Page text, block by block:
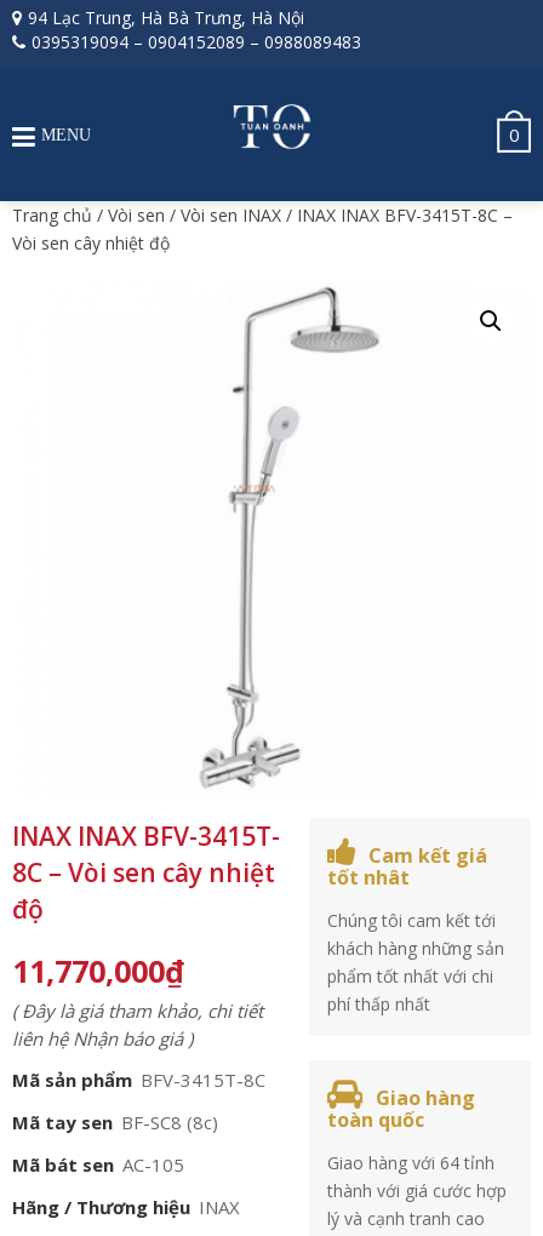
94 Lạc Trung, Hà Bà Trưng, Hà Nội
0395319094 – 0904152089 – 0988089483
0
MENU
Trang chủ / Vòi sen / Vòi sen INAX / INAX INAX BFV-3415T-8C –
Vòi sen cây nhiệt độ
INAX INAX BFV-3415T-
8C – Vòi sen cây nhiệt
độ
11,770,000₫
( Đây là giá tham khảo, chi tiết
liên hệ Nhận báo giá )
Mã sản phẩm BFV-3415T-8C
Mã tay sen BF-SC8 (8c)
Mã bát sen AC-105
Hãng / Thương hiệu INAX
Cam kết giá
tốt nhât
Chúng tôi cam kết tới
khách hàng những sản
phẩm tốt nhất với chi
phí thấp nhất
Giao hàng
toàn quốc
Giao hàng với 64 tỉnh
thành với giá cước hợp
lý và cạnh tranh cao